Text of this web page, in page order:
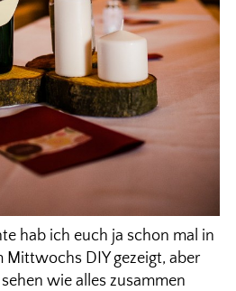
hab ich euch ja schon mal in
Mittwochs DIY gezeigt, aber
wie alles zusammen